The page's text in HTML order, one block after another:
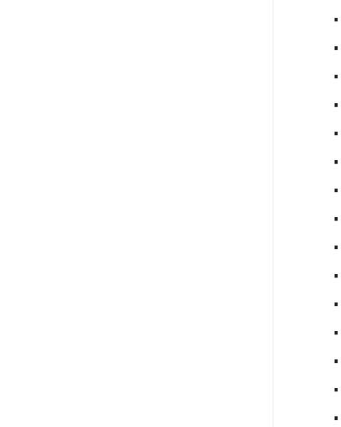
•
•
•
•
•
•
•
•
•
•
•
•
•
•
•